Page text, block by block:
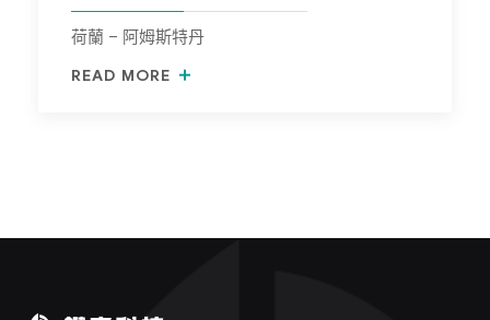
荷蘭 – 阿姆斯特丹
READ MORE